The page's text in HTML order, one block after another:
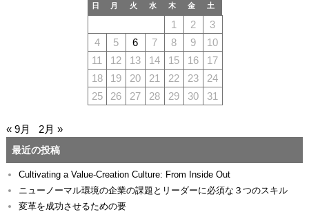
日 月 火 水 木 金 土
1 2
3
4
5 6 7 8 9
10
11
12 13 14 15 16
17
18
19 20 21 22 23
24
25
26 27 28 29 30 31
« 9月 2月 »
最近の投稿
Cultivating a Value‑Creation Culture: From Inside Out
ニューノーマル環境の企業の課題とリーダーに必須な３つのスキル
変革を成功させるための要